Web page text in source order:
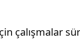
çalışmalar